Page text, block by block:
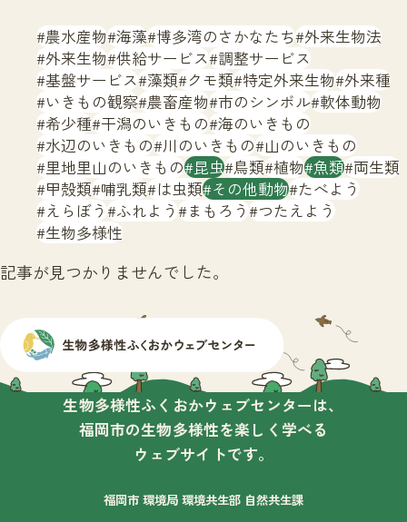
文字サイズ 小 中 大
生物多様性ふくおかウェブセンターとは
サイトマップ
農水産物 海藻 博多湾のさかなたち 外来生物法
外来生物 供給サービス 調整サービス
基盤サービス 藻類 クモ類 特定外来生物 外来種
いきもの観察 農畜産物 市のシンボル 軟体動物
希少種 干潟のいきもの 海のいきもの
水辺のいきもの 川のいきもの 山のいきもの
里地里山のいきもの 昆虫 鳥類 植物 魚類 両生類
甲殻類 哺乳類 は虫類 その他動物 たべよう
えらぼう ふれよう まもろう つたえよう
生物多様性
記事が見つかりませんでした。
生物多様性ふくおかウェブセンターは、
福岡市の生物多様性を楽しく学べる
ウェブサイトです。
福岡市 環境局 環境共生部 自然共生課